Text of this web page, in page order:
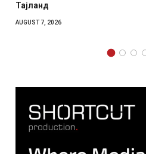
Тајланд
AUGUST 7, 2026